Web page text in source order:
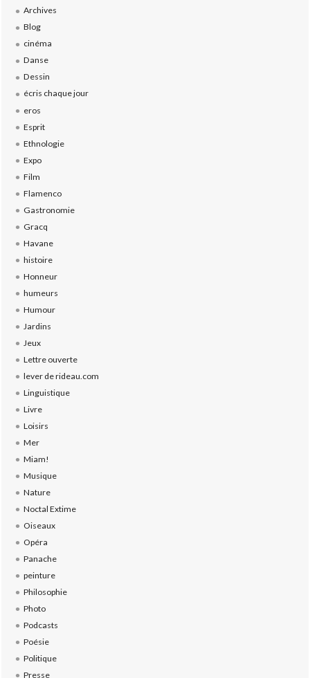
Archives
Blog
cinéma
Danse
Dessin
écris chaque jour
eros
Esprit
Ethnologie
Expo
Film
Flamenco
Gastronomie
Gracq
Havane
histoire
Honneur
humeurs
Humour
Jardins
Jeux
Lettre ouverte
lever de rideau.com
Linguistique
Livre
Loisirs
Mer
Miam!
Musique
Nature
Noctal Extime
Oiseaux
Opéra
Panache
peinture
Philosophie
Photo
Podcasts
Poésie
Politique
Presse